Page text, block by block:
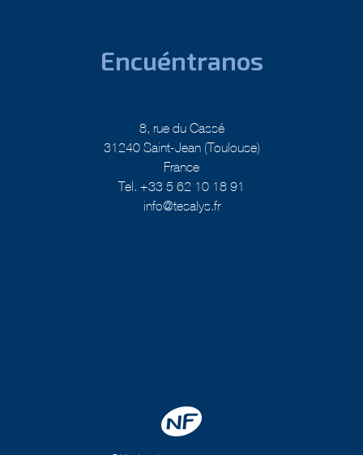
Encuéntranos
8, rue du Cassé
31240 Saint-Jean (Toulouse)
France
Tel. +33 5 62 10 18 91
info@tesalys.fr